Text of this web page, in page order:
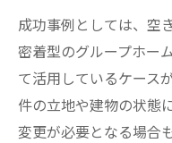
成功事例としては、空
密着型のグループホー
て活用しているケース
件の立地や建物の状態
変更が必要となる場合